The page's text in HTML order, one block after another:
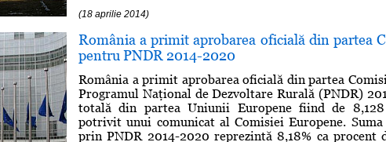
(18 aprilie 2014)
România a primit aprobarea oficială din partea
pentru PNDR 2014-2020
România a primit aprobarea oficială din partea
Programul Naţional de Dezvoltare Rurală (PNDR)
totală din partea Uniunii Europene fiind de
potrivit unui comunicat al Comisiei Europene. Suma
prin PNDR 2014-2020 reprezintă 8,18% ca procent